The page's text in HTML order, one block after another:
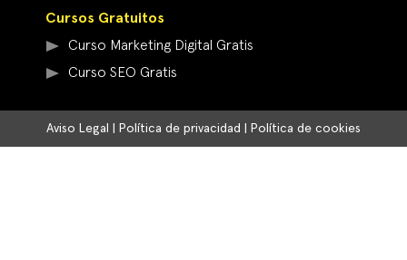
Cursos Gratuitos
Curso Marketing Digital Gratis
Curso SEO Gratis
Aviso Legal Política de privacidad Política de cookies